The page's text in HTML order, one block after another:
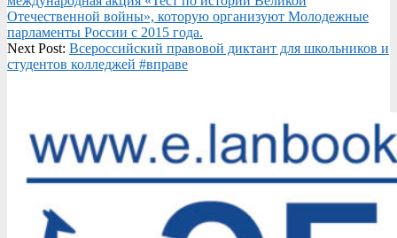
Отечественной войны», которую организуют Молодежные
парламенты России с 2015 года.
Next Post: Всероссийский правовой диктант для школьников и
студентов колледжей #вправе